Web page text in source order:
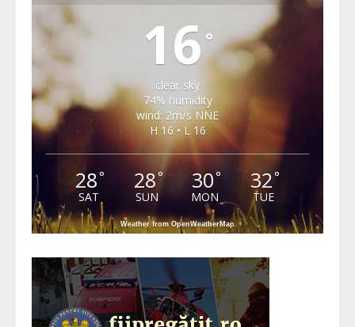
16°
clear sky
74% humidity
wind: 2m/s NNE
H 16 • L 16
28°
SAT
28°
SUN
30°
MON
32°
TUE
Weather from OpenWeatherMap